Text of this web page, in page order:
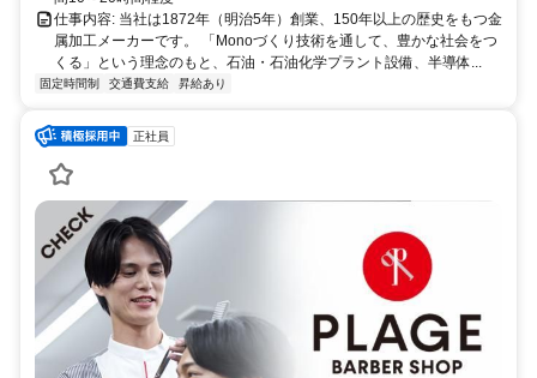
仕事内容: 当社は1872年（明治5年）創業、150年以上の歴史をもつ金
属加工メーカーです。 「Monoづくり技術を通して、豊かな社会をつ
くる」という理念のもと、石油・石油化学プラント設備、半導体...
固定時間制 交通費支給 昇給あり
正社員